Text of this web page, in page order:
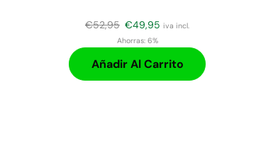
€52,95 €49,95 iva incl.
Ahorras:6%
Añadir Al Carrito